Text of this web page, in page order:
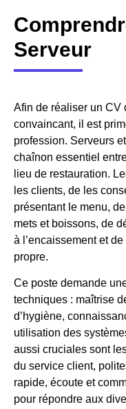
Serveur
Afin de réaliser un CV
convaincant, il est
profession. Serveurs
chaînon essentiel
lieu de restauration.
les clients, de les
présentant le menu,
mets et boissons, de
à l’encaissement et
propre.
Ce poste demande
techniques : maîtrise
d’hygiène,
utilisation des
aussi cruciales sont
du service client,
rapide, écoute et
pour répondre aux